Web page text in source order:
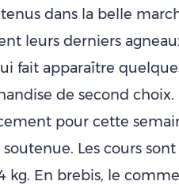
dans la belle
leurs derniers
fait apparaître
de second choix.
pour cette
Les cours
kg. En brebis, le